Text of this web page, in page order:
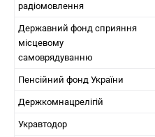
радіомовлення
Державний фонд сприяння
місцевому
самоврядуванню
Пенсійний фонд України
Держкомнацрелігій
Укравтодор